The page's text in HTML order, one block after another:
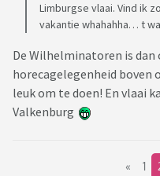
Limburgse vlaai. Vind ik
vakantie whahahha… t
De Wilhelminatoren is
horecagelegenheid boven
leuk om te doen! En vlaai
Valkenburg
« 1